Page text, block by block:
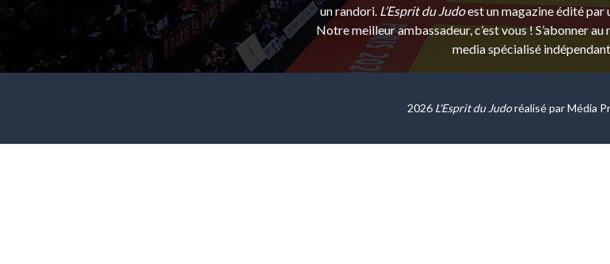
un randori. L’Esprit du Judoest un magazine édité par
Notre meilleur ambassadeur, c’est vous ! S’abonner au
media spécialisé indépendant.
2026 L'Esprit du Judoréalisé parMédia